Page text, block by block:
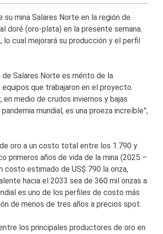
su mina Salares Norte en la región de
doré (oro-plata) en la presente semana.
cual mejorará su producción y el perfil
de Salares Norte es mérito de la
que trabajaron en el proyecto.
medio de crudos inviernos y bajas
mundial, es una proeza increíble”,
oro a un costo total entre los 1.790 y
primeros años de vida de la mina (2025 –
costo estimado de US$ 790 la onza,
hacia el 2033 sea de 360 mil onzas a
es uno de los perfiles de costo más
de menos de tres años a precios spot.
los principales productores de oro en